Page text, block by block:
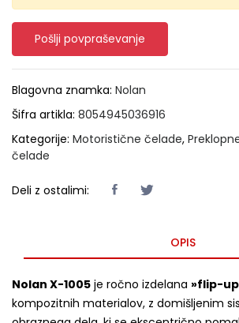
Pošlji povpraševanje
Blagovna znamka: Nolan
Šifra artikla: 8054945036916
Kategorije: Motoristične čelade,
čelade
Deli z ostalimi:
OPIS
Nolan X-1005 je ročno izdelana »flip-
kompozitnih materialov, z domišljenim